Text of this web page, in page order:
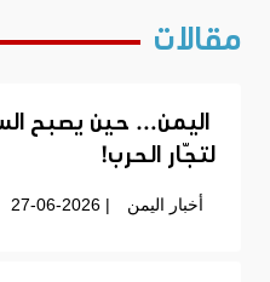
مقالات
اليمن… حين يصبح
لتجّار الحرب!
أخبار اليمن | 27-06-2026